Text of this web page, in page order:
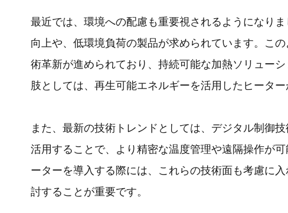
最近では、環境への配慮も重要視されるようになり
向上や、低環境負荷の製品が求められています。こ
術革新が進められており、持続可能な加熱ソリュー
肢としては、再生可能エネルギーを活用したヒーター
また、最新の技術トレンドとしては、デジタル制御
活用することで、より精密な温度管理や遠隔操作が
ーターを導入する際には、これらの技術面も考慮に
討することが重要です。